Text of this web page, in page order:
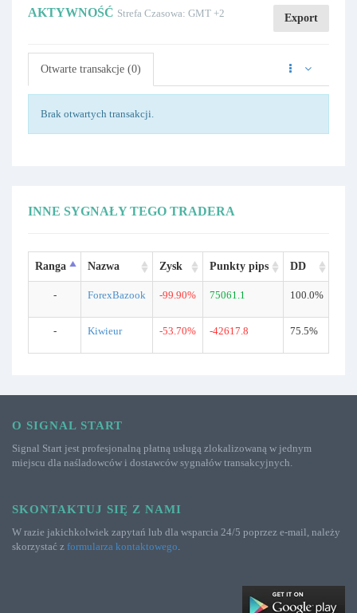
AKTYWNOŚĆ Strefa Czasowa: GMT +2 Export
Otwarte transakcje (0)
Brak otwartych transakcji.
INNE SYGNAŁY TEGO TRADERA
Ranga Nazwa Zysk Punkty pips DD
- ForexBazook -99.90% 75061.1 100.0%
- Kiwieur -53.70% -42617.8 75.5%
O SIGNAL START
Signal Start jest profesjonalną płatną usługą zlokalizowaną w jednym
miejscu dla naśladowców i dostawców sygnałów transakcyjnych.
SKONTAKTUJ SIĘ Z NAMI
W razie jakichkolwiek zapytań lub dla wsparcia 24/5 poprzez e-mail, należy
skorzystać z formularza kontaktowego.